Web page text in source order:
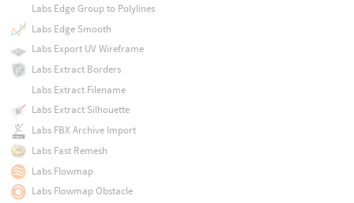
Labs Edge Group to Polylines
Labs Edge Smooth
Labs Export UV Wireframe
Labs Extract Borders
Labs Extract Filename
Labs Extract Silhouette
Labs FBX Archive Import
Labs Fast Remesh
Labs Flowmap
Labs Flowmap Obstacle